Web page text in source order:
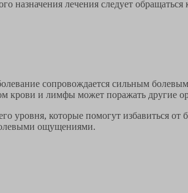
назначения лечения следует
сопровождается сильным
крови и лимфы может поражать другие
уровня, которые помогут избавиться
ощущениями.